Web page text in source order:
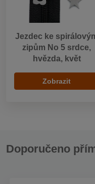
Jezdec ke
zipům No 5 srdce,
hvězda, květ
Zobrazit
Doporučeno